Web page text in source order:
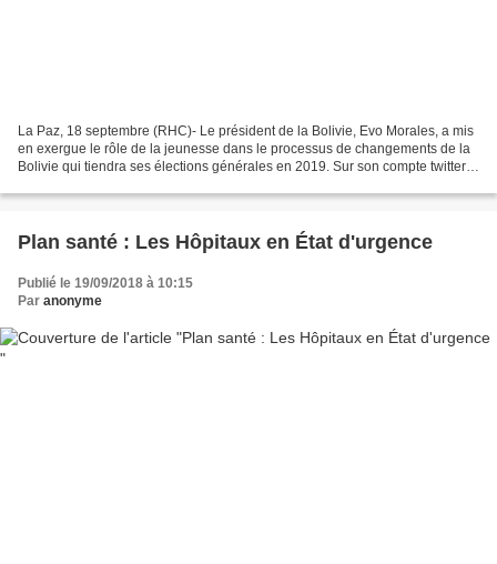
La Paz, 18 septembre (RHC)- Le président de la Bolivie, Evo Morales, a mis
en exergue le rôle de la jeunesse dans le processus de changements de la
Bolivie qui tiendra ses élections générales en 2019. Sur son compte twitter,le
Plan santé : Les Hôpitaux en État d'urgence
Publié le 19/09/2018 à 10:15
Par anonyme